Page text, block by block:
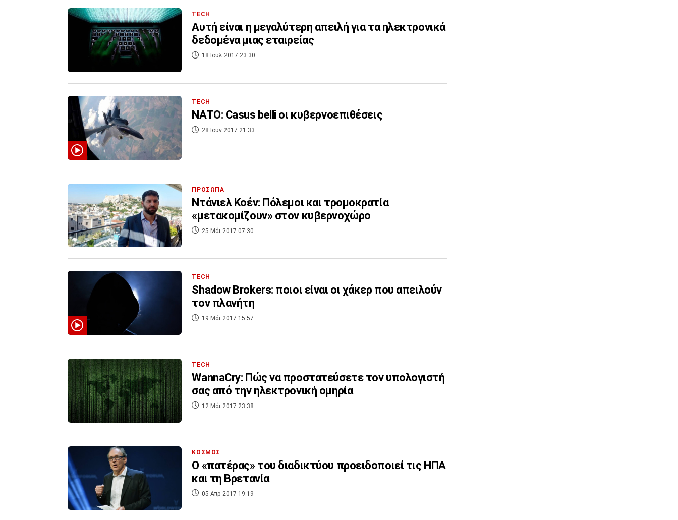
TECH
Αυτή είναι η μεγαλύτερη απειλή για τα ηλεκτρονικά
δεδομένα μιας εταιρείας
18 Ιουλ 2017 23:30
TECH
NATO: Casus belli οι κυβερνοεπιθέσεις
28 Ιουν 2017 21:33
ΠΡΟΣΩΠΑ
Ντάνιελ Κοέν: Πόλεμοι και τρομοκρατία
«μετακομίζουν» στον κυβερνοχώρο
25 Μάι 2017 07:30
TECH
Shadow Brokers: ποιοι είναι οι χάκερ που απειλούν
τον πλανήτη
19 Μάι 2017 15:57
TECH
WannaCry: Πώς να προστατεύσετε τον υπολογιστή
σας από την ηλεκτρονική ομηρία
12 Μάι 2017 23:38
ΚΟΣΜΟΣ
O «πατέρας» του διαδικτύου προειδοποιεί τις ΗΠΑ
και τη Βρετανία
05 Απρ 2017 19:19